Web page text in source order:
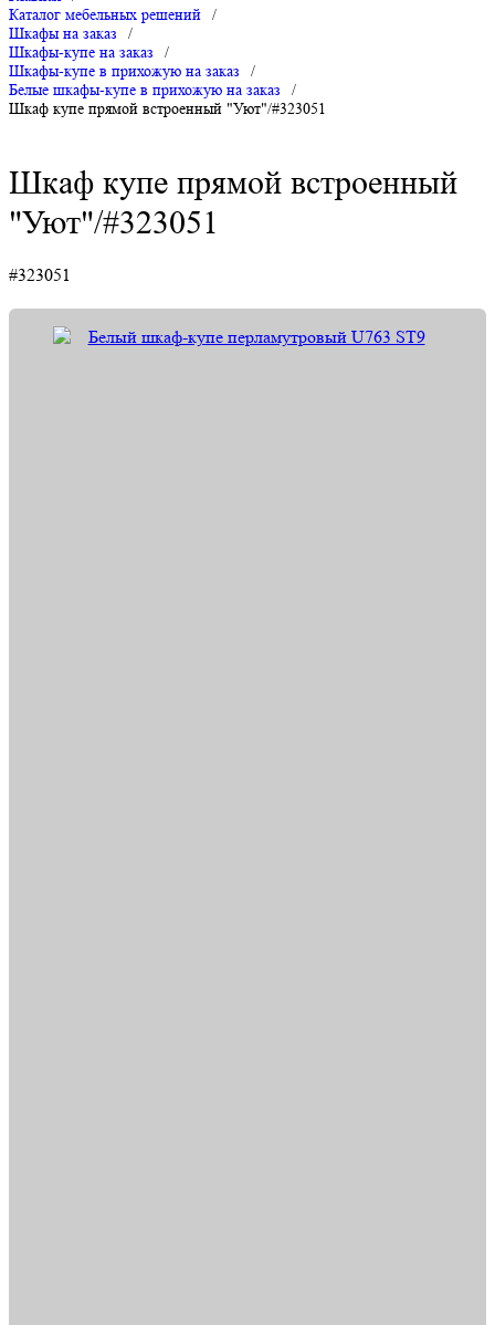
Каталог мебельных решений
/
Шкафы на заказ
/
Шкафы-купе на заказ
/
Шкафы-купе в прихожую на заказ
/
Белые шкафы-купе в прихожую на заказ
/
Шкаф купе прямой встроенный "Уют"/#323051
Шкаф купе прямой встроенный
"Уют"/#323051
#323051